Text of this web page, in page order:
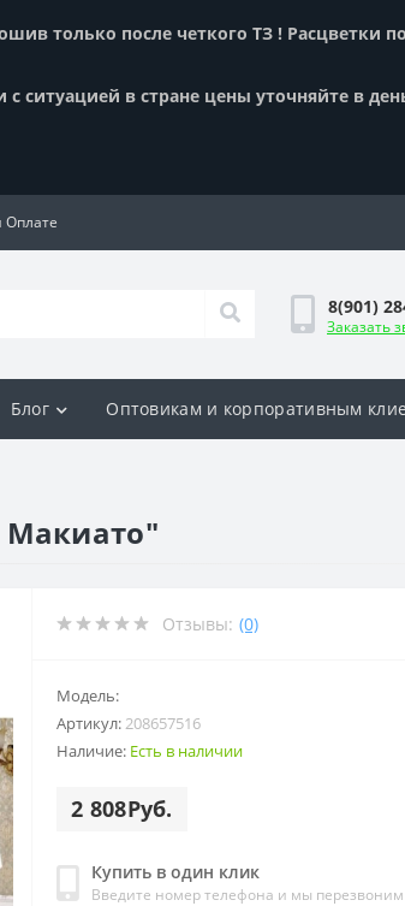
только после четкого ТЗ ! Расцветки
с ситуацией в стране цены уточняйте в
Оплате
8(901)
Заказать
Блог Оптовикам и корпоративным
Макиато"
Отзывы: (0)
Модель:
Артикул:208657516
Наличие: Есть в наличии
2 808Руб.
Купить в один клик
Введите номер телефона и мы перезвоним